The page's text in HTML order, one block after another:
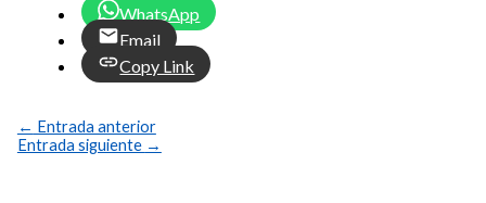
WhatsApp
Email
Copy Link
← Entrada anterior
Entrada siguiente →